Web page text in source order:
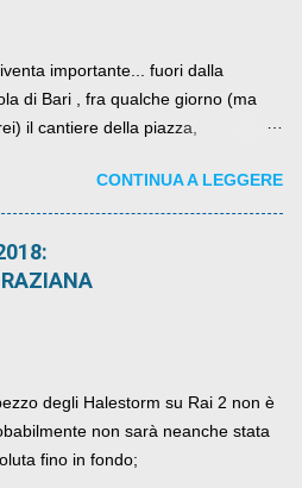
importante... fuori dalla
di Bari , fra qualche giorno (ma
il cantiere della piazza,
esorbitante di mesi, non ci sarà
volta Piazza XX Settembre ,
CONTINUA A LEGGERE
degli Halestorm su Rai 2 non è
non sarà neanche stata
fino in fondo;